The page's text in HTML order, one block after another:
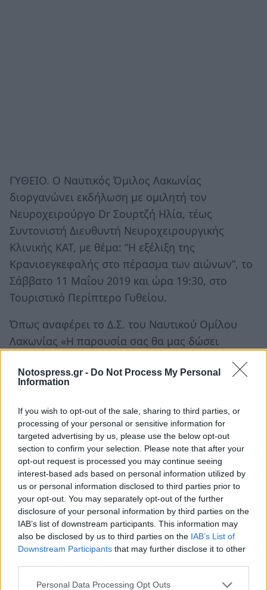
Notospress.gr - Do Not Process My Personal
Information
If you wish to opt-out of the sale, sharing to third parties, or
processing of your personal or sensitive information for
targeted advertising by us, please use the below opt-out
section to confirm your selection. Please note that after your
opt-out request is processed you may continue seeing
interest-based ads based on personal information utilized by
us or personal information disclosed to third parties prior to
your opt-out. You may separately opt-out of the further
disclosure of your personal information by third parties on the
IAB’s list of downstream participants. This information may
also be disclosed by us to third parties on the IAB’s List of
Downstream Participants that may further disclose it to other
Personal Data Processing Opt Outs
ΓΥΘΕΙΟ. Ο Ναυτικός Όμιλος Λακωνίας
διοργανώνει εκδήλωση με ομιλητή τον
Νευροχειρούργο Dr Σουρτζή Ηλία, τέως
Συντονιστή Διευθυντή Νευροχειρουργικής
Κλινικής ΚΑΤ, με θέμα: “Η εξέλιξη της
Κρανιοεγκεφαλής στο πέρασμα των αιώνων”, το
Σάββατο 11 Μαΐου 2019 και ώρα 19:30, στο
Τουριστικό Περίπτερο Γυθείου.
Όπως αναφέρει το Δ.Σ. του Ναυτικού Ομίλου
Λακωνίας «Η παρουσία σας θα μας δώσει
Γονέων και Κηδεμόνων Γυθείου.
Είσοδος ελεύθερη